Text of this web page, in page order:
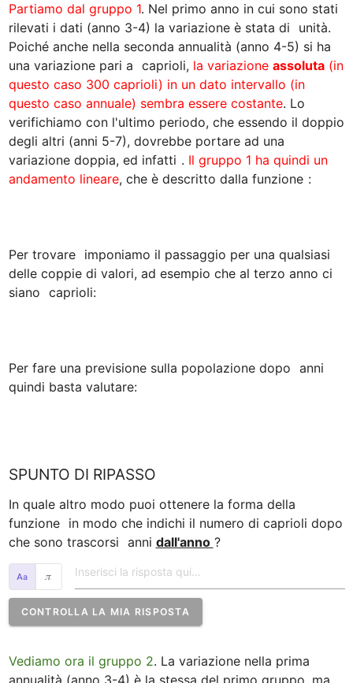
Partiamo dal gruppo 1. Nel primo anno in cui sono stati
rilevati i dati (anno 3-4) la variazione è stata di
unità.
Poiché anche nella seconda annualità (anno 4-5) si ha
una variazione pari a caprioli, la variazione assoluta (in
questo caso 300 caprioli) in un dato intervallo (in
questo caso annuale) sembra essere costante. Lo
verifichiamo con l'ultimo periodo, che essendo il doppio
degli altri (anni 5-7), dovrebbe portare ad una
variazione doppia, ed infatti . Il gruppo 1 ha quindi un
andamento lineare, che è descritto dalla funzione :
Per trovare imponiamo il passaggio per una qualsiasi
delle coppie di valori, ad esempio che al terzo anno ci
siano caprioli:
Per fare una previsione sulla popolazione dopo anni
quindi basta valutare:
SPUNTO DI RIPASSO
In quale altro modo puoi ottenere la forma della
funzione in modo che indichi il numero di caprioli dopo
che sono trascorsi anni dall'anno ?
𝜋
CONTROLLA LA MIA RISPOSTA
Vediamo ora il gruppo 2. La variazione nella prima